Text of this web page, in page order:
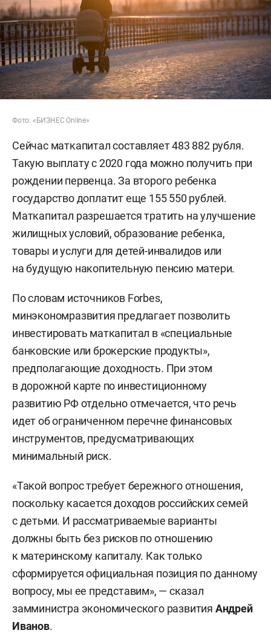
Фото: «БИЗНЕС Online»
Сейчас маткапитал составляет 483 882 рубля.
Такую выплату с 2020 года можно получить при
рождении первенца. За второго ребенка
государство доплатит еще 155 550 рублей.
Маткапитал разрешается тратить на улучшение
жилищных условий, образование ребенка,
товары и услуги для детей-инвалидов или
на будущую накопительную пенсию матери.
По словам источников Forbes,
минэкономразвития предлагает позволить
инвестировать маткапитал в «специальные
банковские или брокерские продукты»,
предполагающие доходность. При этом
в дорожной карте по инвестиционному
развитию РФ отдельно отмечается, что речь
идет об ограниченном перечне финансовых
инструментов, предусматривающих
минимальный риск.
«Такой вопрос требует бережного отношения,
поскольку касается доходов российских семей
с детьми. И рассматриваемые варианты
должны быть без рисков по отношению
к материнскому капиталу. Как только
сформируется официальная позиция по данному
вопросу, мы ее представим», — сказал
замминистра экономического развития Андрей
Иванов.